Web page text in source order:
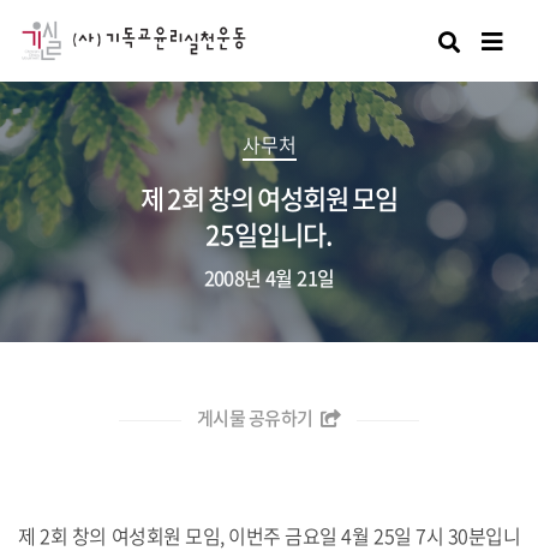
검색
사무처
제 2회 창의 여성회원 모임
25일입니다.
2008년 4월 21일
게시물 공유하기
제 2회 창의 여성회원 모임, 이번주 금요일 4월 25일 7시 30분입니